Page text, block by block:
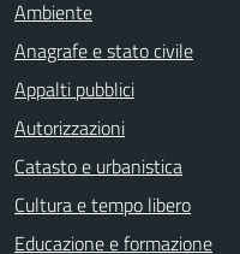
Ambiente
Anagrafe e stato civile
Appalti pubblici
Autorizzazioni
Catasto e urbanistica
Cultura e tempo libero
Educazione e formazione